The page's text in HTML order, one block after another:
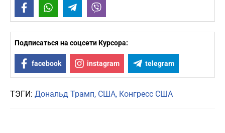
FacebookWhatsAppTelegram
Подписаться на соцсети Курсора:
facebook instagram telegram
ТЭГИ: Дональд Трамп США Конгресс США